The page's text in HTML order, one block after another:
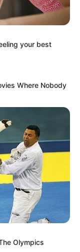
your best
Where Nobody
Olympics